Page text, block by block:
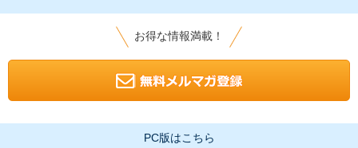
お得な情報満載！
PC版はこちら